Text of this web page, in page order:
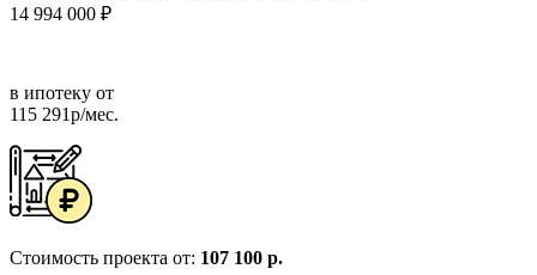
14 994 000 ₽
в ипотеку от
115 291р/мес.
Стоимость проекта от: 107 100 р.